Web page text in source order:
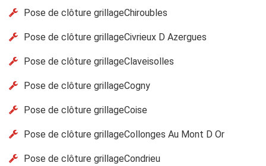
Pose de clôture grillageChiroubles
Pose de clôture grillageCivrieux D Azergues
Pose de clôture grillageClaveisolles
Pose de clôture grillageCogny
Pose de clôture grillageCoise
Pose de clôture grillageCollonges Au Mont D Or
Pose de clôture grillageCondrieu